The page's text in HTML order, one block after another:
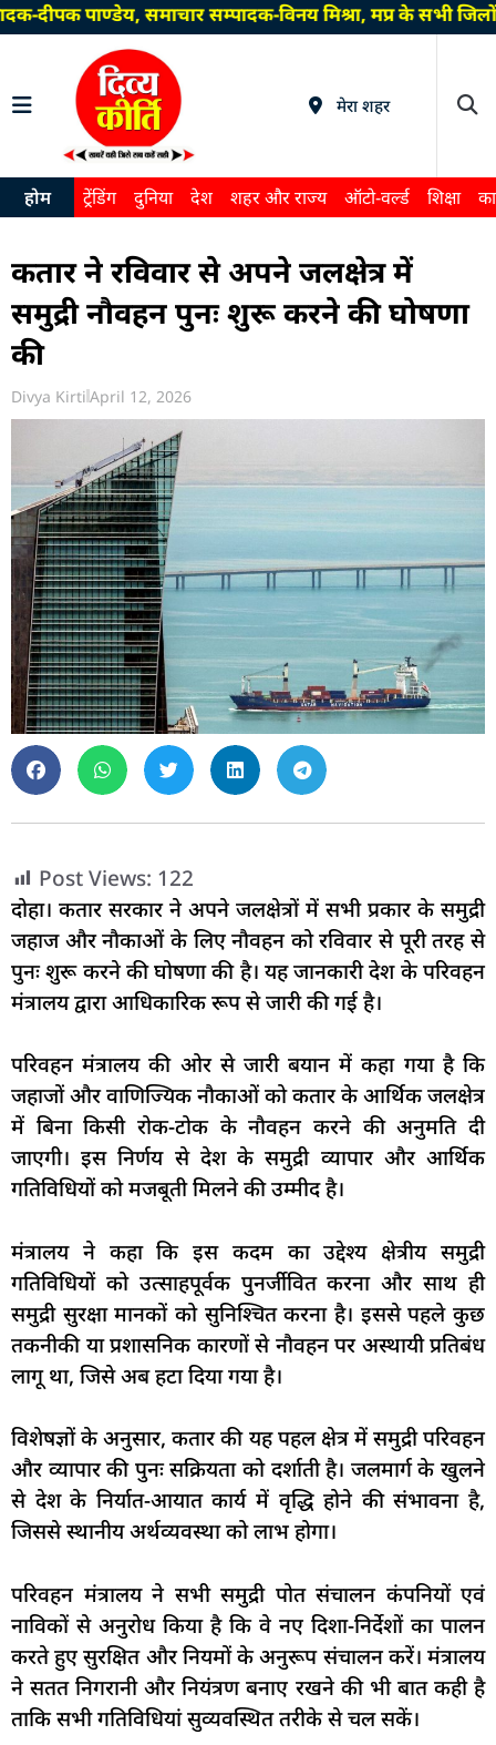
दीपक पाण्डेय, समाचार सम्पादक-विनय मिश्रा, मप्र के सभी
मेरा शहर
होम ट्रेंडिंग दुनिया देश शहर और राज्य ऑटो-वर्ल्ड शिक्षा
कतार ने रविवार से अपने जलक्षेत्र में
समुद्री नौवहन पुनः शुरू करने की घोषणा
की
Divya Kirti April 12, 2026
Post Views: 122
दोहा। कतार सरकार ने अपने जलक्षेत्रों में सभी प्रकार के समुद्री
जहाज और नौकाओं के लिए नौवहन को रविवार से पूरी तरह से
पुनः शुरू करने की घोषणा की है। यह जानकारी देश के परिवहन
मंत्रालय द्वारा आधिकारिक रूप से जारी की गई है।
परिवहन मंत्रालय की ओर से जारी बयान में कहा गया है कि
जहाजों और वाणिज्यिक नौकाओं को कतार के आर्थिक जलक्षेत्र
में बिना किसी रोक-टोक के नौवहन करने की अनुमति दी
जाएगी। इस निर्णय से देश के समुद्री व्यापार और आर्थिक
गतिविधियों को मजबूती मिलने की उम्मीद है।
मंत्रालय ने कहा कि इस कदम का उद्देश्य क्षेत्रीय समुद्री
गतिविधियों को उत्साहपूर्वक पुनर्जीवित करना और साथ ही
समुद्री सुरक्षा मानकों को सुनिश्चित करना है। इससे पहले कुछ
तकनीकी या प्रशासनिक कारणों से नौवहन पर अस्थायी प्रतिबंध
लागू था, जिसे अब हटा दिया गया है।
विशेषज्ञों के अनुसार, कतार की यह पहल क्षेत्र में समुद्री परिवहन
और व्यापार की पुनः सक्रियता को दर्शाती है। जलमार्ग के खुलने
से देश के निर्यात-आयात कार्य में वृद्धि होने की संभावना है,
जिससे स्थानीय अर्थव्यवस्था को लाभ होगा।
परिवहन मंत्रालय ने सभी समुद्री पोत संचालन कंपनियों एवं
नाविकों से अनुरोध किया है कि वे नए दिशा-निर्देशों का पालन
करते हुए सुरक्षित और नियमों के अनुरूप संचालन करें। मंत्रालय
ने सतत निगरानी और नियंत्रण बनाए रखने की भी बात कही है
ताकि सभी गतिविधियां सुव्यवस्थित तरीके से चल सकें।